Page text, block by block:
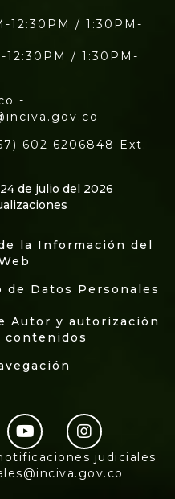
12:30PM / 1:30PM-
/ 1:30PM-
-
602 6206848 Ext.
de julio del 2026
la Información del
Datos Personales
Autor y autorización
contenidos
judiciales